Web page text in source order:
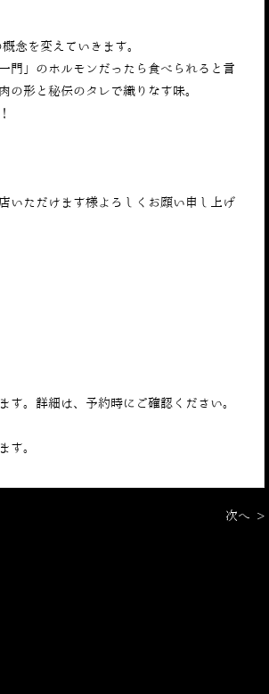
念を変えていきます。
門」のホルモンだったら食べられると言
形と秘伝のタレで織りなす味。
いただけます様よろしくお願い申し上げ
。詳細は、予約時にご確認ください。
す。
次へ >